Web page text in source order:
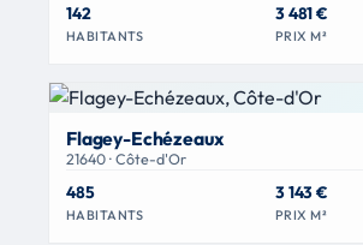
142
HABITANTS
3 481 €
PRIX M²
Flagey-Echézeaux
21640 · Côte-d'Or
485
HABITANTS
3 143 €
PRIX M²